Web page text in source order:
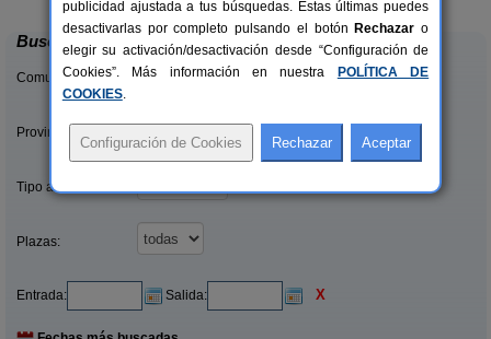
Buscar
Comunidades:
Provincias/Islas:
Tipo alquiler:
Plazas:
Entrada: Salida: X
publicidad ajustada a tus búsquedas. Estas últimas puedes
desactivarlas por completo pulsando el botón Rechazar o
elegir su activación/desactivación desde “Configuración de
Cookies”. Más información en nuestra
POLÍTICA DE
COOKIES.